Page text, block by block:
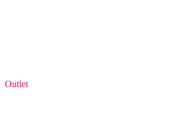
Outlet